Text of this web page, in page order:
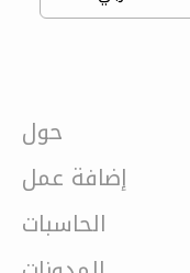
حول
إضافة عمل
الحاسبات